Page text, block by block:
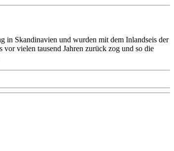
in Skandinavien und wurden mit dem Inlandseis der
vielen tausend Jahren zurück zog und so die